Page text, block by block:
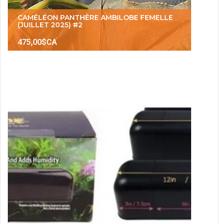
CAMÉLÉON PANTHÈRE AMBILOBE FEMELLE
(JUILLET 2025) #2
475,00$CA